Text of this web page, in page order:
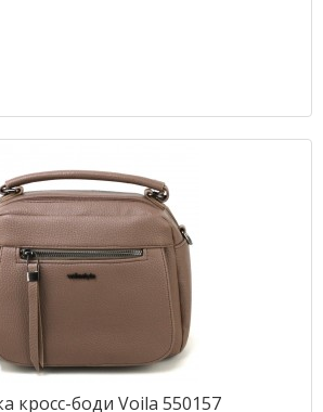
кросс-боди Voila 550157